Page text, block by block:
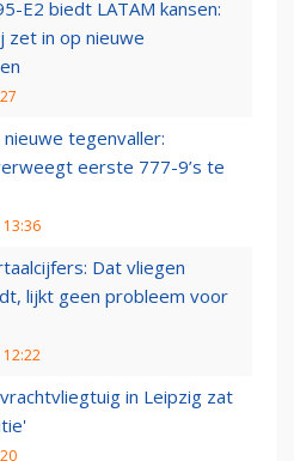
E2 biedt LATAM kansen:
zet in op nieuwe
tegenvaller:
eerste 777-9’s te
13:36
Dat vliegen
lijkt geen probleem voor
12:22
in Leipzig zat